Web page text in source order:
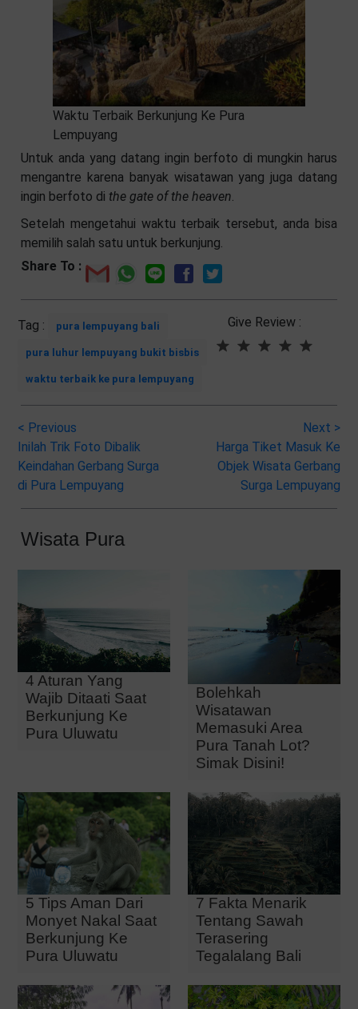
Waktu Terbaik Berkunjung Ke Pura
Lempuyang
Untuk anda yang datang ingin berfoto di mungkin harus
mengantre karena banyak wisatawan yang juga datang
ingin berfoto di the gate of the heaven.
Setelah mengetahui waktu terbaik tersebut, anda bisa
memilih salah satu untuk berkunjung.
Share To :
Tag : pura lempuyang bali
pura luhur lempuyang bukit bisbis
waktu terbaik ke pura lempuyang
Give Review :
< Previous
Inilah Trik Foto Dibalik
Keindahan Gerbang Surga
di Pura Lempuyang
Next >
Harga Tiket Masuk Ke
Objek Wisata Gerbang
Surga Lempuyang
Wisata Pura
4 Aturan Yang
Wajib Ditaati Saat
Berkunjung Ke
Pura Uluwatu
Bolehkah
Wisatawan
Memasuki Area
Pura Tanah Lot?
Simak Disini!
5 Tips Aman Dari
Monyet Nakal Saat
Berkunjung Ke
Pura Uluwatu
7 Fakta Menarik
Tentang Sawah
Terasering
Tegalalang Bali